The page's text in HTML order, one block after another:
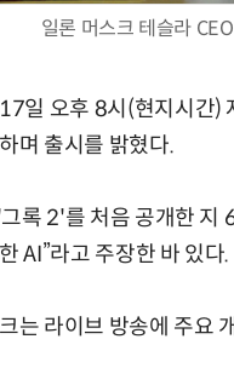
일론 머스크 테슬라
일 오후 8시(현지시간)
며 출시를 밝혔다.
록 2'를 처음 공개한 지
AI”라고 주장한 바 있다.
는 라이브 방송에 주요